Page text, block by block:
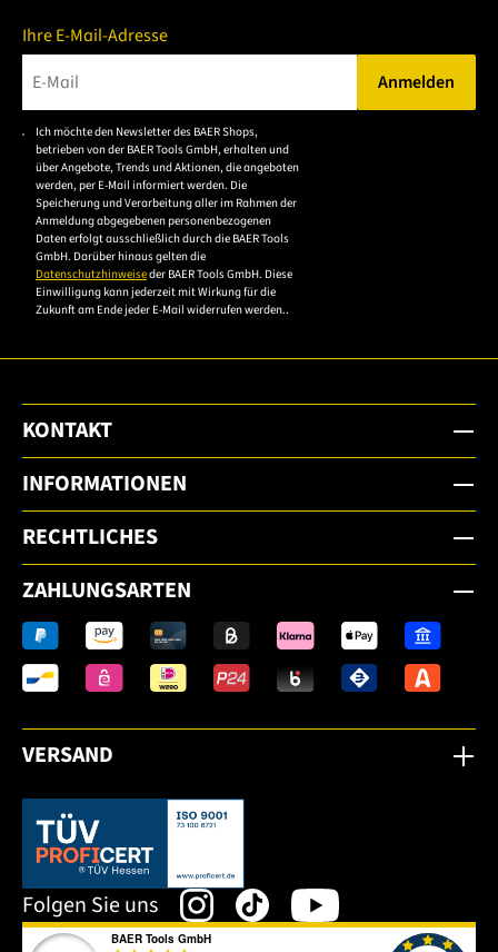
Ihre E-Mail-Adresse
Bitte geben Sie eine gültige E-Mail-Adresse ein.
Anmelden
Ich möchte den Newsletter des BAER Shops,
betrieben von der BAER Tools GmbH, erhalten und
über Angebote, Trends und Aktionen, die angeboten
werden, per E-Mail informiert werden. Die
Speicherung und Verarbeitung aller im Rahmen der
Anmeldung abgegebenen personenbezogenen
Daten erfolgt ausschließlich durch die BAER Tools
GmbH. Darüber hinaus gelten die
Datenschutzhinweiseder BAER Tools GmbH. Diese
Einwilligung kann jederzeit mit Wirkung für die
Zukunft am Ende jeder E-Mail widerrufen werden..
KONTAKT
INFORMATIONEN
RECHTLICHES
ZAHLUNGSARTEN
VERSAND
Dieser Link öffnet sich in einem neuen Tab.
Folgen Sie uns